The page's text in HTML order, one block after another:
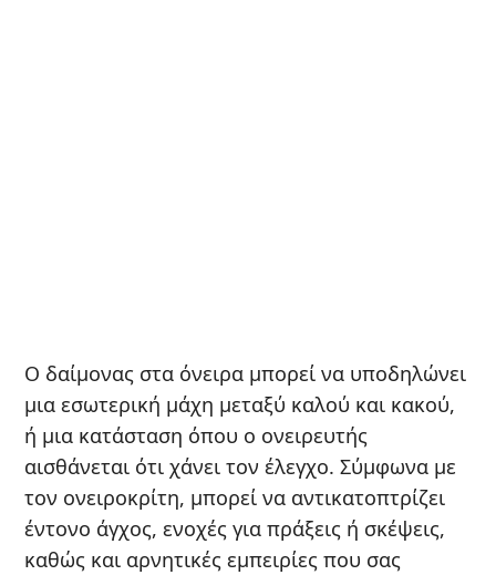
Ο δαίμονας στα όνειρα μπορεί να υποδηλώνει
μια εσωτερική μάχη μεταξύ καλού και κακού,
ή μια κατάσταση όπου ο ονειρευτής
αισθάνεται ότι χάνει τον έλεγχο. Σύμφωνα με
τον ονειροκρίτη, μπορεί να αντικατοπτρίζει
έντονο άγχος, ενοχές για πράξεις ή σκέψεις,
καθώς και αρνητικές εμπειρίες που σας